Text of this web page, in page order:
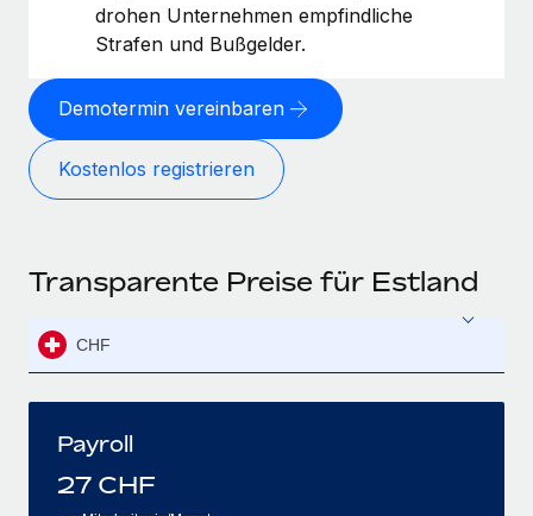
drohen Unternehmen empfindliche
Strafen und Bußgelder.
Demotermin vereinbaren
Kostenlos registrieren
Transparente Preise für Estland
CHF
Payroll
27 CHF